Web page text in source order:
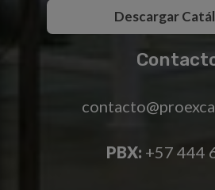
Descargar
PBX: +57 444